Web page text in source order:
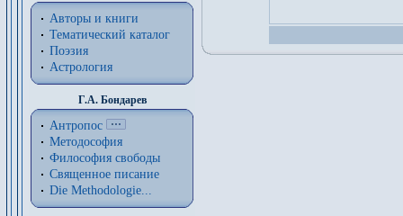
Авторы и книги
Тематический каталог
Поэзия
Астрология
Г.А. Бондарев
Антропос
Методософия
Философия cвободы
Священное писание
Die Methodologie...